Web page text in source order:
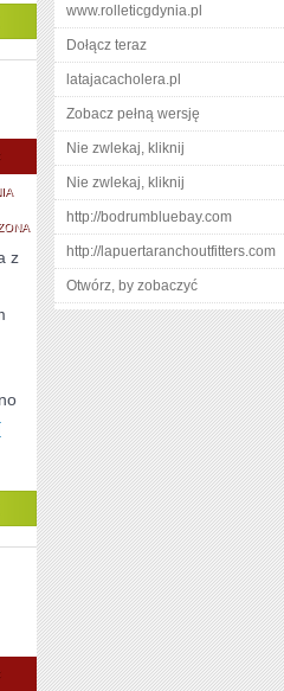
TECHNOLOGIA
A
ETYKA
z
www.rolleticgdynia.pl
Dołącz teraz
latajacacholera.pl
Zobacz pełną wersję
Nie zwlekaj, kliknij
Nie zwlekaj, kliknij
http://bodrumbluebay.com
http://lapuertaranchoutfitters.com
Otwórz, by zobaczyć